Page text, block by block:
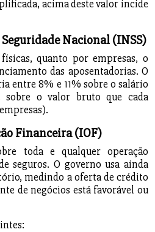
acima deste valor incide
Nacional (INSS)
quanto por empresas, o
das aposentadorias. O
entre 8% e 11% sobre o salário
sobre o valor bruto que cada
Financeira (IOF)
toda e qualquer operação
seguros. O governo usa ainda
medindo a oferta de crédito
de negócios está favorável ou